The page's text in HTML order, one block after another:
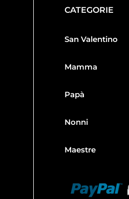
CATEGORIE
San Valentino
Mamma
Papà
Nonni
Maestre